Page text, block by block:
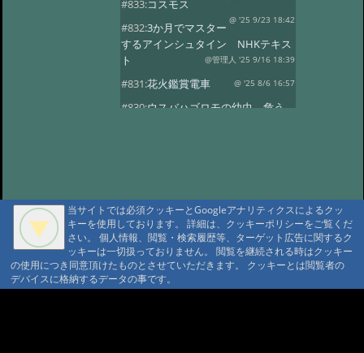
#833:コスモス
@ '25 9/23 18:42
#832:3か月でマスター
するアインシュタイン NHKテキス
ト
@管理人 '25 9/16 18:39
#831:花火鑑賞電車 @ '25 8/6 16:57
#830:ウスバハゴロモの幼虫、危う
#827:渋谷富ヶ谷でネマガリダケ
@ '25 6/22 14:18
#826: 使用電力量最少
記録達成!
@ '25 6/20 20:13
#825:停電 地域1580戸 @ '25 5/7 13:28
当サイトでは必須クッキーとGoogleアナリティクスによるクッ
キーを使用しております。 詳細は、クッキーポリシーをご覧くだ
さい。 個人情報、閲覧・検索履歴等、ターゲット広告に関するク
ッキーは一切扱っておりません。 閲覧を継続される時はクッキー
の使用につき同意頂けたものとさせていただきます。 クッキーとは閲覧者の
デバイスに格納するデータの事です。